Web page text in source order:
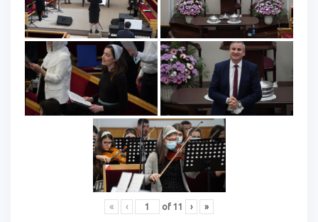
« ‹ of 11 › »